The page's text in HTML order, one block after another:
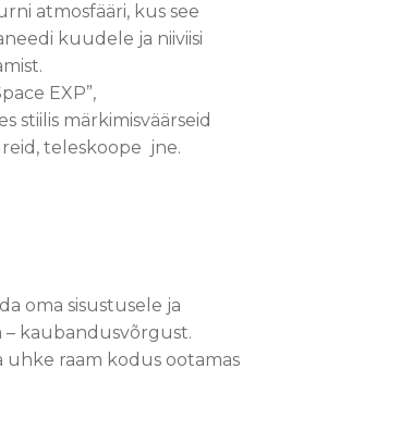
atmosfääri, kus see
kuudele ja niiviisi
EXP”,
stiilis märkimisväärseid
teleskoope jne.
oma sisustusele ja
– kaubandusvõrgust.
uhke raam kodus ootamas